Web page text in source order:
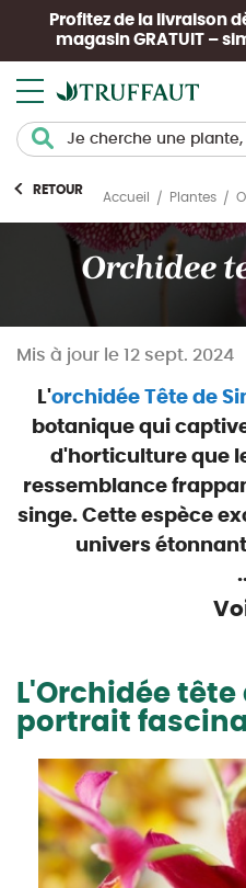
Profitez de la livraison
magasin GRATUIT –
RETOUR
Accueil Plantes
Orchidee
Mis à jour le 12 sept. 2024
L'orchidée Tête de
botanique qui
d'horticulture que
ressemblance
singe. Cette espèce
univers
L'Orchidée tête
portrait